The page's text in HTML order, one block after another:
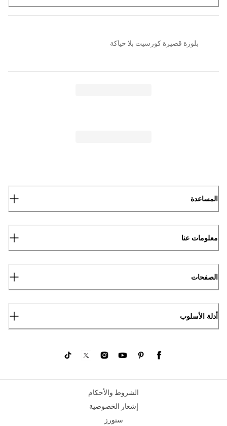
بلوزة قصيرة كورسيت بلا حياكة
المساعدة
معلومات عنا
الصفحات
أدلة الأسلوب
الشروط والأحكام
إشعار الخصوصية
ستورز